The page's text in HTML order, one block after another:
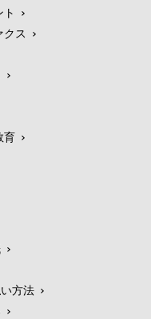
ト
クス
育
方法